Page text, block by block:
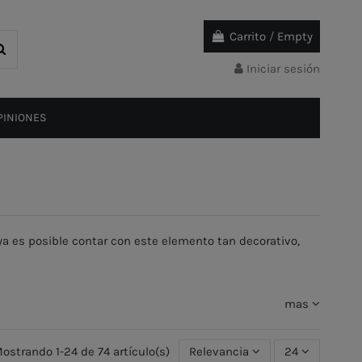
Carrito / Empty
Iniciar sesión
es posible contar con este elemento tan decorativo,
mas
1-24 de 74 artículo(s) Relevancia 24